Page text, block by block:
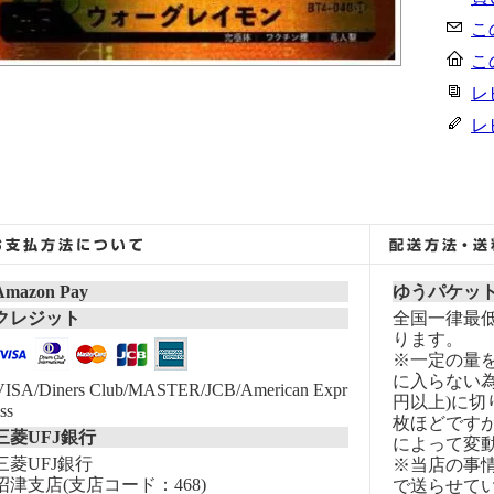
こ
こ
レ
レ
Pay
レジット
Diners Club/MASTER/JCB/American Expr
菱UFJ銀行
菱UFJ銀行
津支店(支店コード：468)
ゆうパケッ
全国一律最
ります。
※一定の量
に入らない
円以上)に切
枚ほどです
によって変
※当店の事
で送らせて